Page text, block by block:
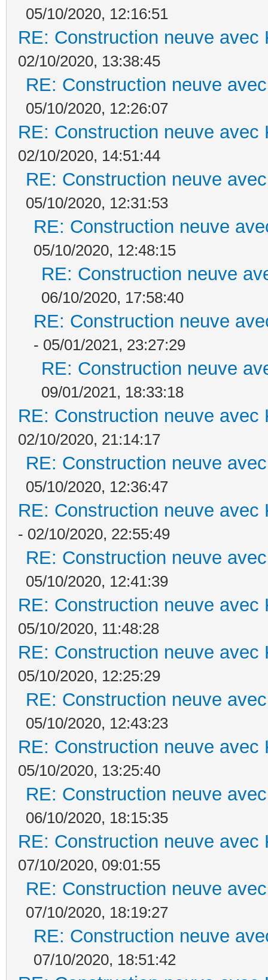
05/10/2020, 12:16:51
RE: Construction neuve avec
02/10/2020, 13:38:45
RE: Construction neuve
05/10/2020, 12:26:07
RE: Construction neuve avec
02/10/2020, 14:51:44
RE: Construction neuve
05/10/2020, 12:31:53
RE: Construction neuve
05/10/2020, 12:48:15
RE: Construction neuve
06/10/2020, 17:58:40
RE: Construction neuve
- 05/01/2021, 23:27:29
RE: Construction neuve
09/01/2021, 18:33:18
RE: Construction neuve avec
02/10/2020, 21:14:17
RE: Construction neuve
05/10/2020, 12:36:47
RE: Construction neuve avec
- 02/10/2020, 22:55:49
RE: Construction neuve
05/10/2020, 12:41:39
RE: Construction neuve avec
05/10/2020, 11:48:28
RE: Construction neuve avec
05/10/2020, 12:25:29
RE: Construction neuve
05/10/2020, 12:43:23
RE: Construction neuve avec
05/10/2020, 13:25:40
RE: Construction neuve
06/10/2020, 18:15:35
RE: Construction neuve avec
07/10/2020, 09:01:55
RE: Construction neuve
07/10/2020, 18:19:27
RE: Construction neuve
07/10/2020, 18:51:42